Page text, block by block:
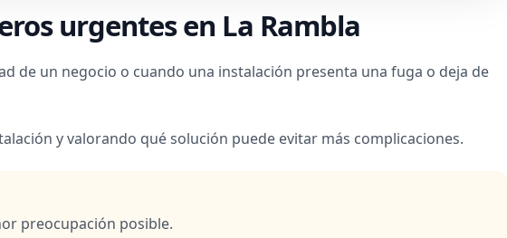
urgentes en La Rambla
de un negocio o cuando una instalación presenta una fuga o deja de
y valorando qué solución puede evitar más complicaciones.
preocupación posible.